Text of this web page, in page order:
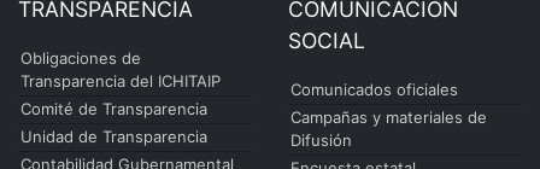
TRANSPARENCIA
Obligaciones de
Transparencia del ICHITAIP
Comité de Transparencia
Unidad de Transparencia
Contabilidad Gubernamental
COMUNICACIÓN
SOCIAL
Comunicados oficiales
Campañas y materiales de
Difusión